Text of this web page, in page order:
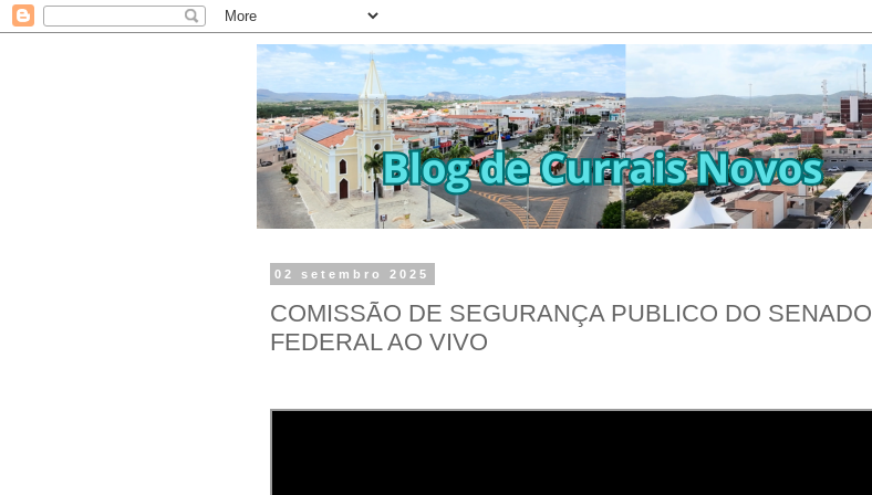
02 setembro 2025
COMISSÃO DE SEGURANÇA PUBLICO DO SENADO
FEDERAL AO VIVO